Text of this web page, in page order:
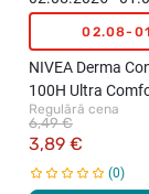
02.08-
NIVEA Derma
100H Ultra
izsmidzināms
antiperspirants
Regulārā cena
3,89 €
6,49 €
0